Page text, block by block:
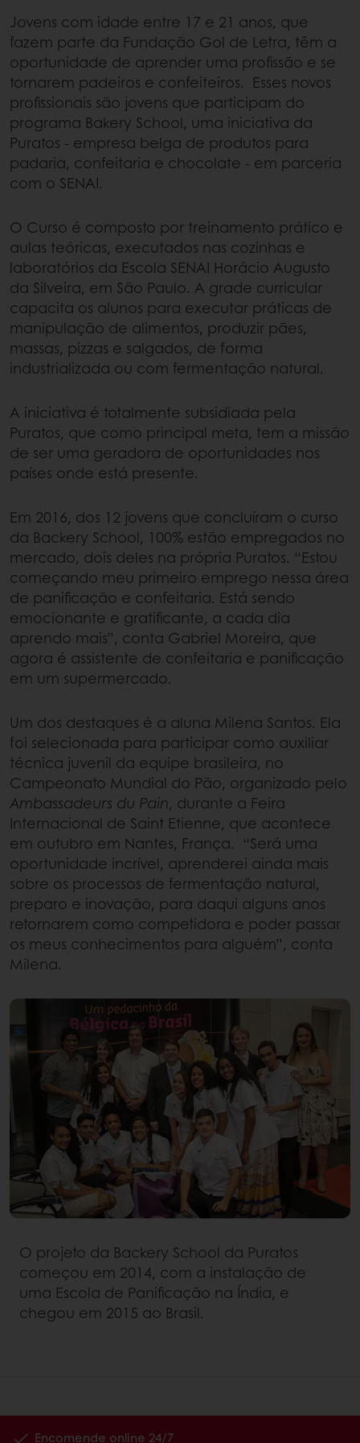
Jovens com idade entre 17 e 21 anos, que
fazem parte da Fundação Gol de Letra, têm a
oportunidade de aprender uma profissão e se
tornarem padeiros e confeiteiros. Esses novos
profissionais são jovens que participam do
programa Bakery School, uma iniciativa da
Puratos - empresa belga de produtos para
padaria, confeitaria e chocolate - em parceria
com o SENAI.
O Curso é composto por treinamento prático e
aulas teóricas, executados nas cozinhas e
laboratórios da Escola SENAI Horácio Augusto
da Silveira, em São Paulo. A grade curricular
capacita os alunos para executar práticas de
manipulação de alimentos, produzir pães,
massas, pizzas e salgados, de forma
industrializada ou com fermentação natural.
A iniciativa é totalmente subsidiada pela
Puratos, que como principal meta, tem a missão
de ser uma geradora de oportunidades nos
países onde está presente.
Em 2016, dos 12 jovens que concluíram o curso
da Backery School, 100% estão empregados no
mercado, dois deles na própria Puratos. “Estou
começando meu primeiro emprego nessa área
de panificação e confeitaria. Está sendo
emocionante e gratificante, a cada dia
aprendo mais”, conta Gabriel Moreira, que
agora é assistente de confeitaria e panificação
em um supermercado.
Um dos destaques é a aluna Milena Santos. Ela
foi selecionada para participar como auxiliar
técnica juvenil da equipe brasileira, no
Campeonato Mundial do Pão, organizado pelo
Ambassadeurs du Pain, durante a Feira
Internacional de Saint Etienne, que acontece
em outubro em Nantes, França. “Será uma
oportunidade incrível, aprenderei ainda mais
sobre os processos de fermentação natural,
preparo e inovação, para daqui alguns anos
retornarem como competidora e poder passar
os meus conhecimentos para alguém”, conta
Milena.
O projeto da Backery School da Puratos
começou em 2014, com a instalação de
uma Escola de Panificação na Índia, e
chegou em 2015 ao Brasil.
Encomende online 24/7